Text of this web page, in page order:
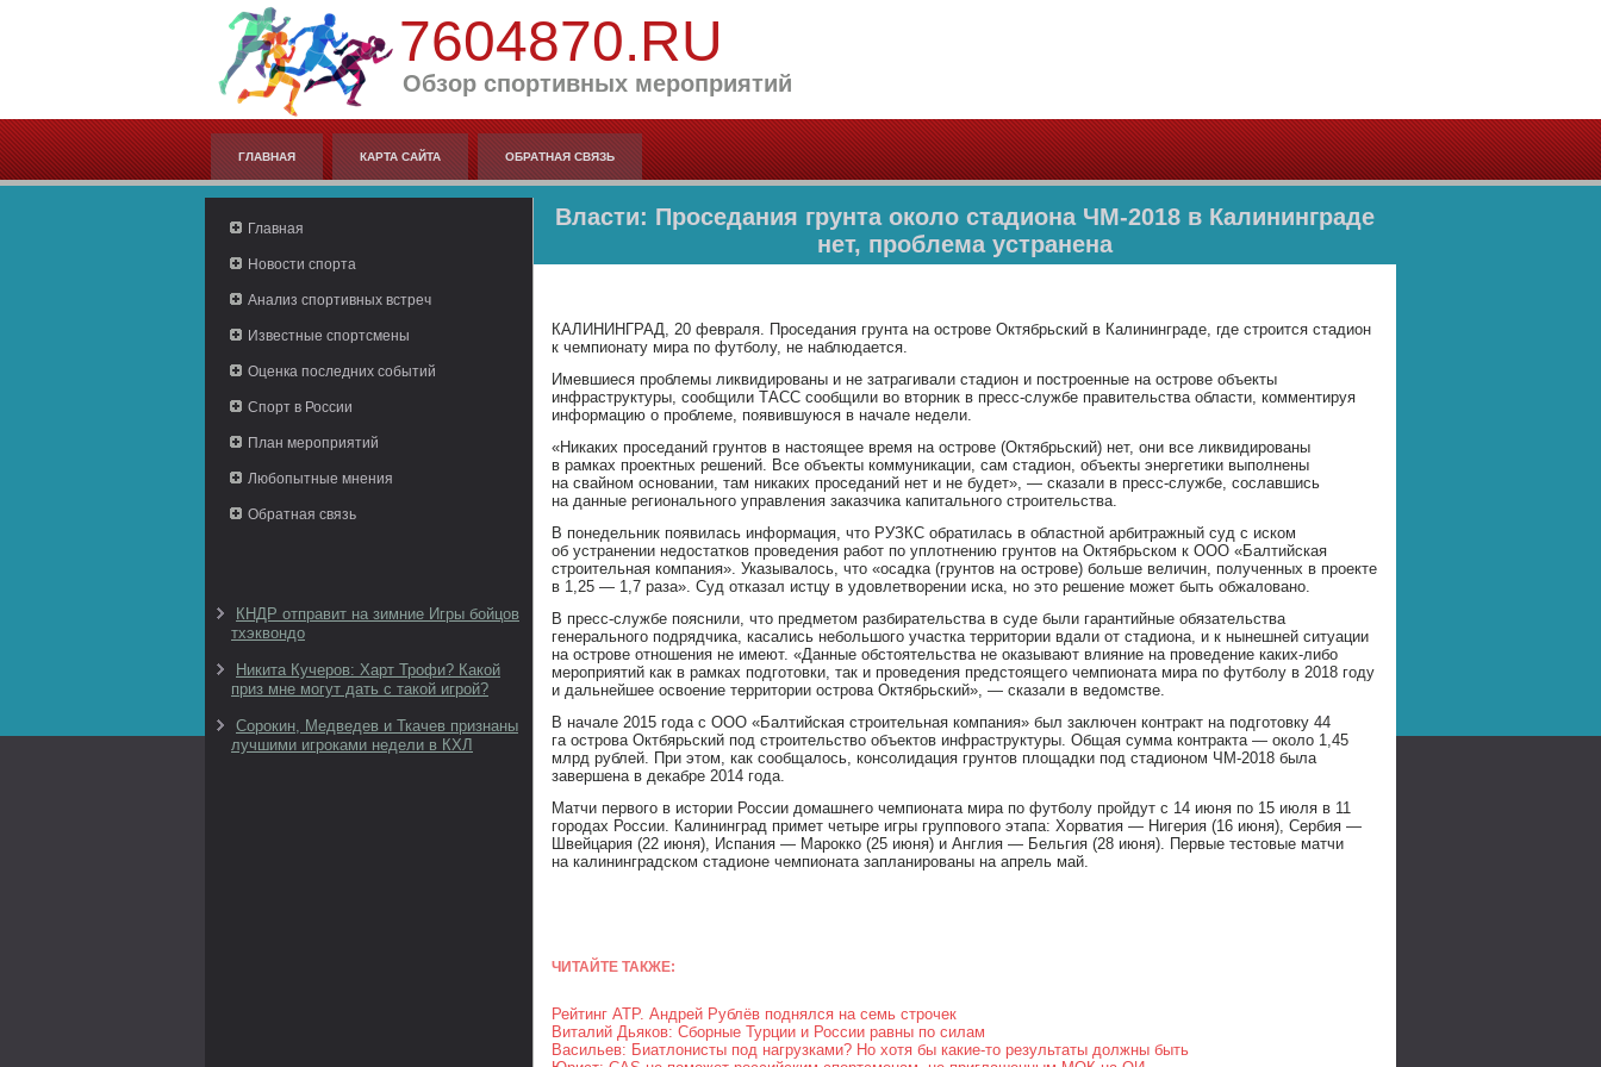
7604870.RU
Обзор спортивных мероприятий
ГЛАВНАЯ КАРТА САЙТА ОБРАТНАЯ СВЯЗЬ
Главная
Новости спорта
Анализ спортивных встреч
Известные спортсмены
Оценка последних событий
Спорт в России
План мероприятий
Любопытные мнения
Обратная связь
КНДР отправит на зимние Игры бойцов
тхэквондо
Никита Кучеров: Харт Трофи? Какой
приз мне могут дать с такой игрой?
Сорокин, Медведев и Ткачев признаны
лучшими игроками недели в КХЛ
Власти: Проседания грунта около стадиона ЧМ-2018 в Калининграде
нет, проблема устранена
КАЛИНИНГРАД, 20 февраля. Проседания грунта на острове Октябрьский в Калининграде, где строится стадион
к чемпионату мира по футболу, не наблюдается.
Имевшиеся проблемы ликвидированы и не затрагивали стадион и построенные на острове объекты
инфраструктуры, сообщили ТАСС сообщили во вторник в пресс-службе правительства области, комментируя
информацию о проблеме, появившуюся в начале недели.
«Никаких проседаний грунтов в настоящее время на острове (Октябрьский) нет, они все ликвидированы
в рамках проектных решений. Все объекты коммуникации, сам стадион, объекты энергетики выполнены
на свайном основании, там никаких проседаний нет и не будет», — сказали в пресс-службе, сославшись
на данные регионального управления заказчика капитального строительства.
В понедельник появилась информация, что РУЗКС обратилась в областной арбитражный суд с иском
об устранении недостатков проведения работ по уплотнению грунтов на Октябрьском к ООО «Балтийская
строительная компания». Указывалось, что «осадка (грунтов на острове) больше величин, полученных в проекте
в 1,25 — 1,7 раза». Суд отказал истцу в удовлетворении иска, но это решение может быть обжаловано.
В пресс-службе пояснили, что предметом разбирательства в суде были гарантийные обязательства
генерального подрядчика, касались небольшого участка территории вдали от стадиона, и к нынешней ситуации
на острове отношения не имеют. «Данные обстоятельства не оказывают влияние на проведение каких-либо
мероприятий как в рамках подготовки, так и проведения предстоящего чемпионата мира по футболу в 2018 году
и дальнейшее освоение территории острова Октябрьский», — сказали в ведомстве.
В начале 2015 года с ООО «Балтийская строительная компания» был заключен контракт на подготовку 44
га острова Октбярьский под строительство объектов инфраструктуры. Общая сумма контракта — около 1,45
млрд рублей. При этом, как сообщалось, консолидация грунтов площадки под стадионом ЧМ-2018 была
завершена в декабре 2014 года.
Матчи первого в истории России домашнего чемпионата мира по футболу пройдут с 14 июня по 15 июля в 11
городах России. Калининград примет четыре игры группового этапа: Хорватия — Нигерия (16 июня), Сербия —
Швейцария (22 июня), Испания — Марокко (25 июня) и Англия — Бельгия (28 июня). Первые тестовые матчи
на калининградском стадионе чемпионата запланированы на апрель май.
ЧИТАЙТЕ ТАКЖЕ:
Рейтинг ATP. Андрей Рублёв поднялся на семь строчек
Виталий Дьяков: Сборные Турции и России равны по силам
Васильев: Биатлонисты под нагрузками? Но хотя бы какие-то результаты должны быть